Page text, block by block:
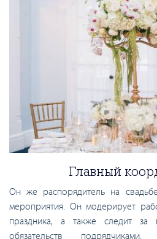
Главный
Он же распорядитель на
мероприятия. Он модерирует
праздника, а также следит
обязательств